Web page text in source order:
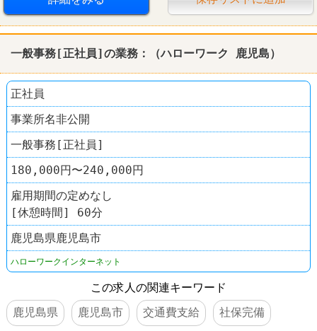
一般事務[正社員]の業務：（ハローワーク 鹿児島）
正社員
事業所名非公開
一般事務[正社員]
180,000円〜240,000円
雇用期間の定めなし
[休憩時間] 60分
鹿児島県鹿児島市
ハローワークインターネット
この求人の関連キーワード
鹿児島県
鹿児島市 交通費支給 社保完備